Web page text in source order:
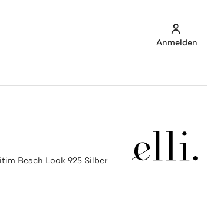
Anmelden
Beach Look 925 Silber